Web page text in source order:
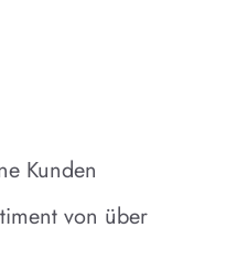
Kunden
von über